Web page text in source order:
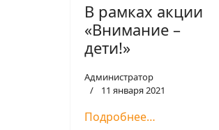
В рамках акции
«Внимание –
дети!»
Администратор
11 января 2021
Подробнее…